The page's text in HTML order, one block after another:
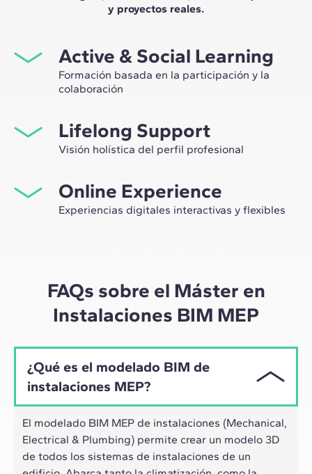
y proyectos reales.
Active & Social Learning
Formación basada en la participación y la
colaboración
network profesional, sino tener la ocasión única de
participar en grupos de trabajo seleccionados,
construcción.
Lifelong Support
Visión holística del perfil profesional
Máster, te acompañamos para tener una visión crítica y
360º de tu futuro como experto en el sector.
Online Experience
Experiencias digitales interactivas y flexibles
ritmo híbrido de los profesionales actuales.
FAQs sobre el Máster en
Instalaciones BIM MEP
¿Qué es el modelado BIM de
instalaciones MEP?
El modelado BIM MEP de instalaciones (Mechanical,
Electrical & Plumbing) permite crear un modelo 3D
de todos los sistemas de instalaciones de un